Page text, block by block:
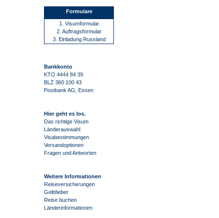
Formulare
1. Visumformular
2. Auftragsformular
3. Einladung Russland
Bankkonto
KTO 4444 84 39
BLZ 360 100 43
Postbank AG, Essen
Hier geht es los.
Das richtige Visum
Länderauswahl
Visabestimmungen
Versandoptionen
Fragen und Antworten
Weitere Informationen
Reiseversicherungen
Gelbfieber
Reise buchen
Länderinformationen